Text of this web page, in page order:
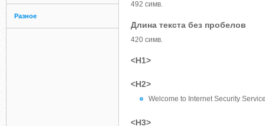
Разное
492 симв.
Длина текста без пробелов
420 симв.
<H1>
<H2>
Welcome to Internet Security
<H3>